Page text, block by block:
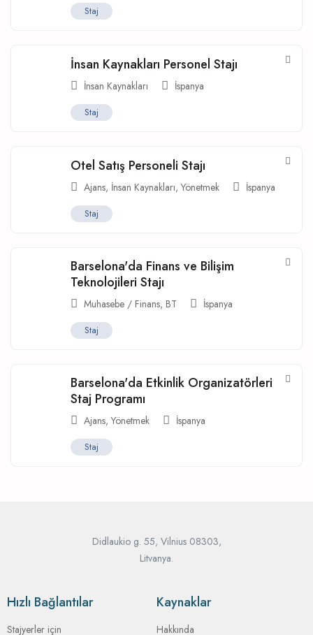
Staj
İnsan Kaynakları Personel Stajı
İnsan Kaynakları İspanya
Staj
Otel Satış Personeli Stajı
Ajans, İnsan Kaynakları,Yönetmek İspanya
Staj
Barselona'da Finans ve Bilişim
Teknolojileri Stajı
Muhasebe / Finans, BT İspanya
Staj
Barselona'da Etkinlik Organizatörleri
Staj Programı
Ajans,Yönetmek İspanya
Staj
Didlaukio g. 55, Vilnius 08303,
Litvanya.
Hızlı Bağlantılar
Stajyerler için
Kaynaklar
Hakkında